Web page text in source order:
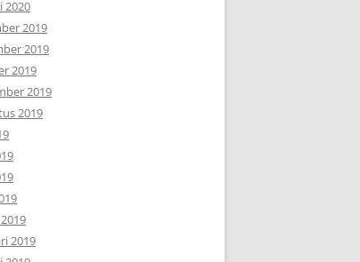
2020
2019
2019
2019
2019
2019
2019